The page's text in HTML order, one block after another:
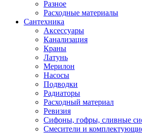
Разное
Расходные материалы
Сантехника
Аксессуары
Канализация
Краны
Латунь
Мерилон
Насосы
Подводки
Радиаторы
Расходный материал
Ревизия
Сифоны, гофры, сливные
Смесители и